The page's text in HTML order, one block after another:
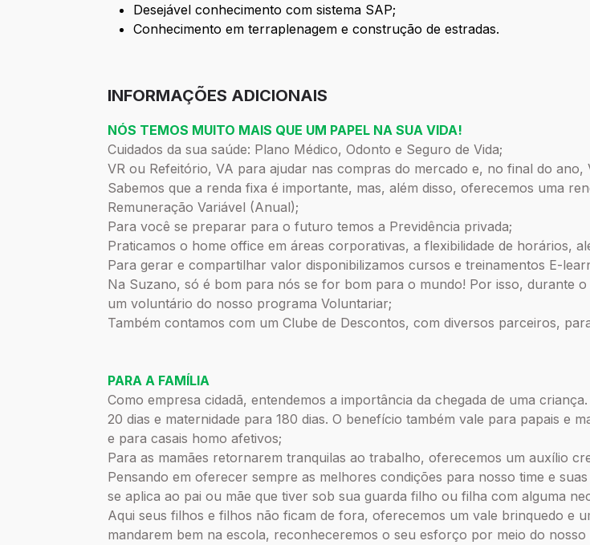
Desejável conhecimento com sistema SAP;
Conhecimento em terraplenagem e construção de estradas.
INFORMAÇÕES ADICIONAIS
NÓS TEMOS MUITO MAIS QUE UM PAPEL NA SUA VIDA!
Cuidados da sua saúde: Plano Médico, Odonto e Seguro de Vida;
VR ou Refeitório, VA para ajudar nas compras do mercado e, no final do ano,
Sabemos que a renda fixa é importante, mas, além disso, oferecemos uma
Remuneração Variável (Anual);
Para você se preparar para o futuro temos a Previdência privada;
Praticamos o home office em áreas corporativas, a flexibilidade de horários,
Para gerar e compartilhar valor disponibilizamos cursos e treinamentos E-
Na Suzano, só é bom para nós se for bom para o mundo! Por isso, durante
um voluntário do nosso programa Voluntariar;
Também contamos com um Clube de Descontos, com diversos parceiros,
PARA A FAMÍLIA
Como empresa cidadã, entendemos a importância da chegada de uma
20 dias e maternidade para 180 dias. O benefício também vale para papais e
e para casais homo afetivos;
Para as mamães retornarem tranquilas ao trabalho, oferecemos um auxílio
Pensando em oferecer sempre as melhores condições para nosso time e
se aplica ao pai ou mãe que tiver sob sua guarda filho ou filha com alguma
Aqui seus filhos e filhos não ficam de fora, oferecemos um vale brinquedo e
mandarem bem na escola, reconheceremos o seu esforço por meio do